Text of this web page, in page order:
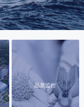
品质监控